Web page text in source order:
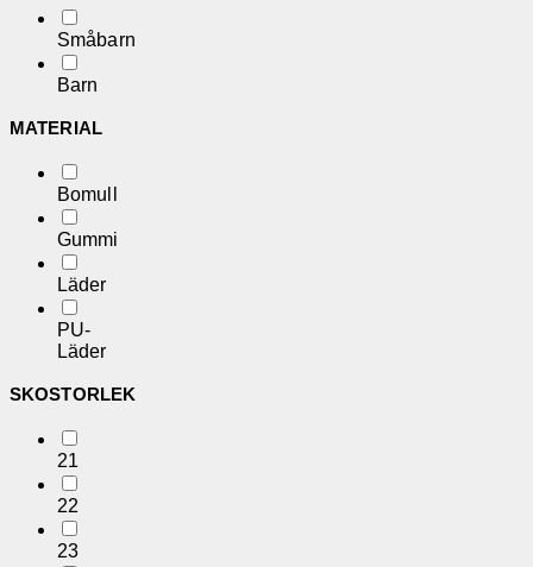
Småbarn
Barn
MATERIAL
Bomull
Gummi
Läder
PU-
Läder
SKOSTORLEK
21
22
23